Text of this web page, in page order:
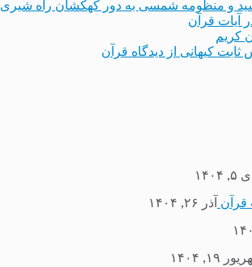
و منظومه شمسی به دور کهکشان راه شیری
آیات قرآن
کریم
کیهانی از دیدگاه قرآن
۱۴۰۴
قرآن آذر ۲۶, ۱۴۰۴
۱۹, ۱۴۰۴